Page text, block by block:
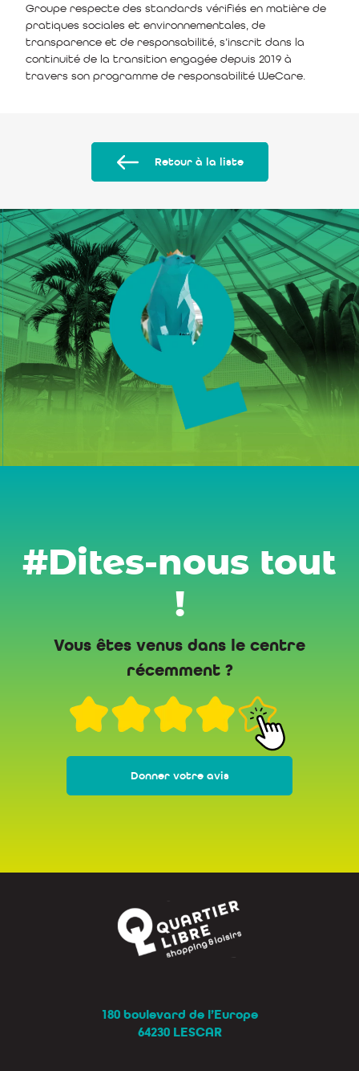
Groupe respecte des standards vérifiés en matière de
pratiques sociales et environnementales, de
transparence et de responsabilité, s’inscrit dans la
continuité de la transition engagée depuis 2019 à
travers son programme de responsabilité WeCare.
Retour à la liste
#Dites-nous tout
!
Vous êtes venus dans le centre
récemment ?
Donner votre avis
180 boulevard de l’Europe
64230 LESCAR